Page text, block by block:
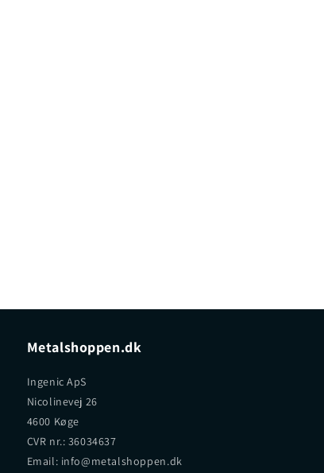
Metalshoppen.dk
Ingenic ApS
Nicolinevej 26
4600 Køge
CVR nr.: 36034637
Email: info@metalshoppen.dk